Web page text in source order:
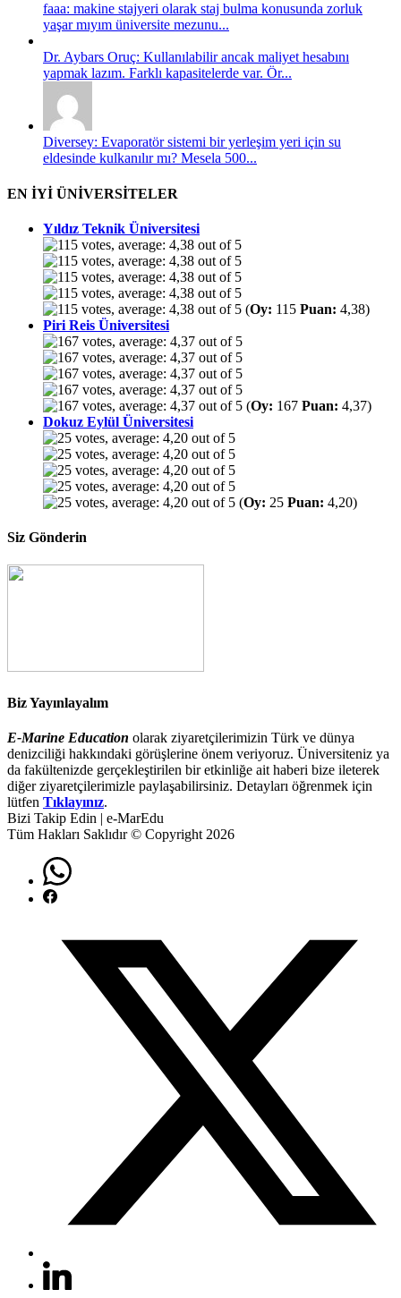
faaa: makine stajyeri olarak staj bulma konusunda zorluk
yaşar mıyım üniversite mezunu...
Dr. Aybars Oruç: Kullanılabilir ancak maliyet hesabını
yapmak lazım. Farklı kapasitelerde var. Ör...
Diversey: Evaporatör sistemi bir yerleşim yeri için su
eldesinde kulkanılır mı? Mesela 500...
EN İYİ ÜNİVERSİTELER
Yıldız Teknik Üniversitesi
(Oy: 115 Puan: 4,38)
Piri Reis Üniversitesi
(Oy: 167 Puan: 4,37)
Dokuz Eylül Üniversitesi
(Oy: 25 Puan: 4,20)
Siz Gönderin
Biz Yayınlayalım
E-Marine Education olarak ziyaretçilerimizin Türk ve dünya
denizciliği hakkındaki görüşlerine önem veriyoruz. Üniversiteniz ya
da fakültenizde gerçekleştirilen bir etkinliğe ait haberi bize ileterek
diğer ziyaretçilerimizle paylaşabilirsiniz. Detayları öğrenmek için
lütfen Tıklayınız.
Bizi Takip Edin | e-MarEdu
Tüm Hakları Saklıdır © Copyright 2026